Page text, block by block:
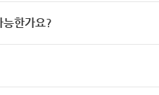
능한가요?